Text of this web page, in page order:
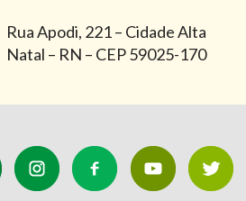
Rua Apodi, 221 – Cidade Alta
Natal – RN – CEP 59025-170